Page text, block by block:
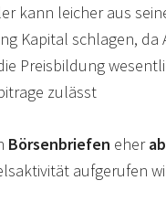
kann leicher aus
Kapital schlagen,
Preisbildung
zulässt
Börsenbriefen eherab
aufgerufen